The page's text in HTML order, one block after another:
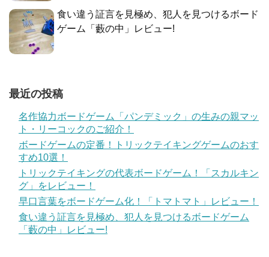
食い違う証言を見極め、犯人を見つけるボード
ゲーム「藪の中」レビュー!
最近の投稿
名作協力ボードゲーム「パンデミック」の生みの親マッ
ト・リーコックのご紹介！
ボードゲームの定番！トリックテイキングゲームのおす
すめ10選！
トリックテイキングの代表ボードゲーム！「スカルキン
グ」をレビュー！
早口言葉をボードゲーム化！「トマトマト」レビュー！
食い違う証言を見極め、犯人を見つけるボードゲーム
「藪の中」レビュー!